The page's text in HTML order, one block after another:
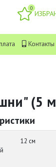
0
Контакты
(5
12 см